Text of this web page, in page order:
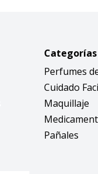
Perfumes
Cuidado
Maquillaje
Pañales